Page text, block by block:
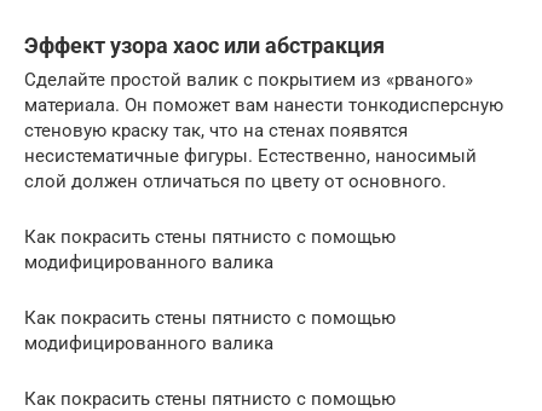
Эффект узора хаос или абстракция
Сделайте простой валик с покрытием из «рваного»
материала. Он поможет вам нанести тонкодисперсную
стеновую краску так, что на стенах появятся
несистематичные фигуры. Естественно, наносимый
слой должен отличаться по цвету от основного.
Как покрасить стены пятнисто с помощью
модифицированного валика
Как покрасить стены пятнисто с помощью
модифицированного валика
Как покрасить стены пятнисто с помощью